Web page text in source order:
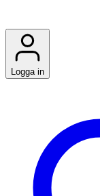
Logga in